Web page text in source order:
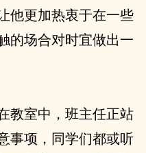
他更加热衷于在一些
的场合对时宜做出一
教室中，班主任正站
事项，同学们都或听